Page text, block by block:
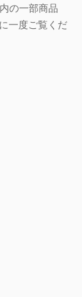
の一部商品
一度ご覧くだ